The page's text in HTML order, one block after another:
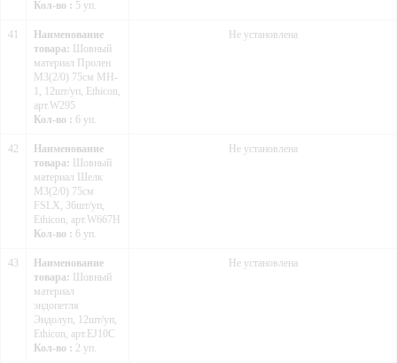
Кол-во : 5 уп.
41
Наименование
товара: Шовный
материал Пролен
М3(2/0) 75см MH-
1, 12шт/уп, Ethicon,
арт.W295
Кол-во : 6 уп.
Не установлена
42
Наименование
товара: Шовный
материал Шелк
М3(2/0) 75см
FSLX, 36шт/уп,
Ethicon, арт.W667H
Кол-во : 6 уп.
Не установлена
43
Наименование
товара: Шовный
материал
эндопетля
Эндолуп, 12шт/уп,
Ethicon, арт.EJ10C
Кол-во : 2 уп.
Не установлена